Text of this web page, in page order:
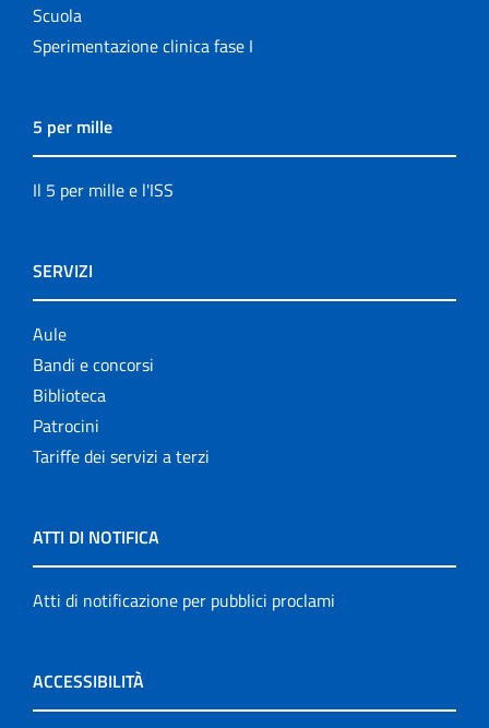
Scuola
Sperimentazione clinica fase I
5 per mille
Il 5 per mille e l'ISS
SERVIZI
Aule
Bandi e concorsi
Biblioteca
Patrocini
Tariffe dei servizi a terzi
ATTI DI NOTIFICA
Atti di notificazione per pubblici proclami
ACCESSIBILITÀ